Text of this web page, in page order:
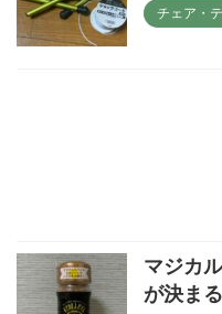
チェア・
マジカ
が決ま